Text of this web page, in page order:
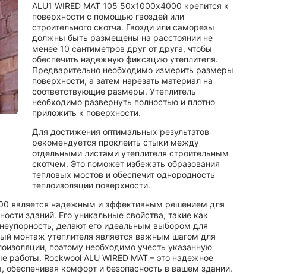
ALU1 WIRED MAT 105 50х1000х4000 крепится к
поверхности с помощью гвоздей или
строительного скотча. Гвозди или саморезы
должны быть размещены на расстоянии не
менее 10 сантиметров друг от друга, чтобы
обеспечить надежную фиксацию утеплителя.
Предварительно необходимо измерить размеры
поверхности, а затем нарезать материал на
соответствующие размеры. Утеплитель
необходимо развернуть полностью и плотно
приложить к поверхности.
Для достижения оптимальных результатов
рекомендуется проклеить стыки между
отдельными листами утеплителя строительным
скотчем. Это поможет избежать образования
тепловых мостов и обеспечит однородность
теплоизоляции поверхности.
является надежным и эффективным решением для
зданий. Его уникальные свойства, такие как
делают его идеальным выбором для
монтаж утеплителя является важным шагом для
поэтому необходимо учесть указанную
Rockwool ALU WIRED MAT – это надежное
комфорт и безопасность в вашем здании.